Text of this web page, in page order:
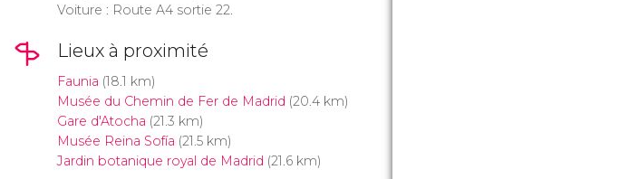
Voiture : Route A4 sortie 22.
Lieux à proximité
Faunia (18.1 km)
Musée du Chemin de Fer de Madrid (20.4 km)
Gare d'Atocha (21.3 km)
Musée Reina Sofía (21.5 km)
Jardin botanique royal de Madrid (21.6 km)